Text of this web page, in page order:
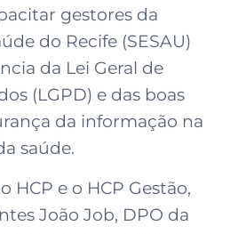
gestores da
do Recife (SESAU)
da Lei Geral de
(LGPD) e das boas
da informação na
saúde.
HCP e o HCP Gestão,
João Job, DPO da